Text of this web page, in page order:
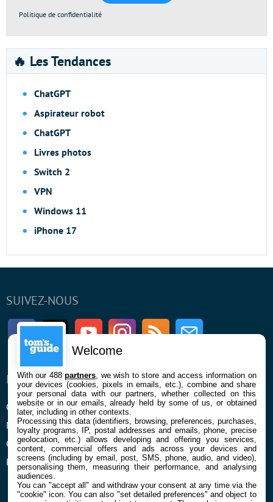
Politique de confidentialité
🔥 Les Tendances
ChatGPT
Aspirateur robot
ChatGPT
Livres photos
Switch 2
VPN
Windows 11
iPhone 17
SUIVEZ-NOUS
FacebookTwitter Youtube InstagramRSS Newsletter
ENTREPRISE
Qui sommes nous
Mentions légales et CGU
Confidentialité et Cookies
Préférences cookies
À PROPOS
La rédaction
Contact
Welcome
With our 488partners , we wish to store and access information on
your devices (cookies, pixels in emails, etc.), combine and share
your personal data with our partners, whether collected on this
website or in our emails, already held by some of us, or obtained
later, including in other contexts.
Processing this data (identifiers, browsing, preferences, purchases,
loyalty programs, IP, postal addresses and emails, phone, precise
geolocation, etc.) allows developing and offering you services,
content, commercial offers and ads across your devices and
screens (including by email, post, SMS, phone, audio, and video),
personalising them, measuring their performance, and analysing
audiences.
You can "accept all" and withdraw your consent at any time via the
"cookie" icon. You can also "set detailed preferences" and object to